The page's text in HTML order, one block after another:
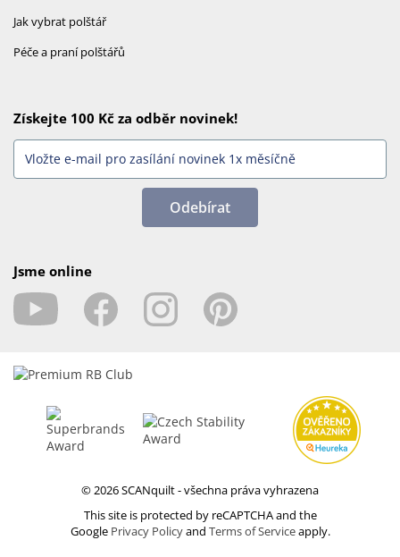
Jak vybrat polštář
Péče a praní polštářů
Získejte 100 Kč za odběr novinek!
Odebírat
Jsme online
© 2026 SCANquilt - všechna práva vyhrazena
This site is protected by reCAPTCHA and the
Google Privacy Policyand Terms of Serviceapply.